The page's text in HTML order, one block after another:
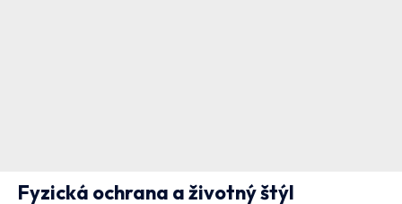
Fyzická ochrana a životný štýl